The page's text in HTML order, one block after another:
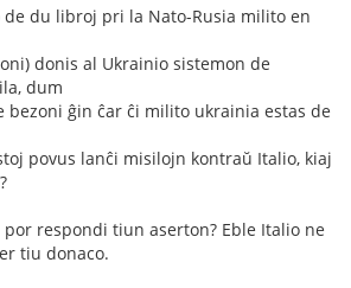
de du libroj pri la Nato-Rusia milito en
donis al Ukrainio sistemon de
dum
bezoni ĝin ĉar ĉi milito ukrainia estas de
povus lanĉi misilojn kontraŭ Italio, kiaj
respondi tiun aserton? Eble Italio ne
tiu donaco.